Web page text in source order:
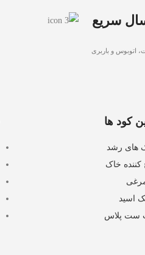
سریع
اتوبوس و باربری
کود ها
های رشد
کننده خاک
اسید
ست پلاس